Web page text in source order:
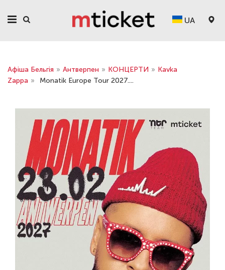
UA
Афіша Бельгія » Антверпен » КОНЦЕРТИ » Kavka
Zappa » Monatik Europe Tour 2027....